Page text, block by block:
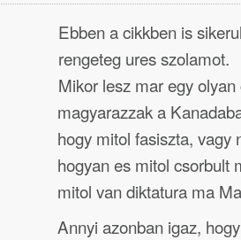
Ebben a cikkben is
rengeteg ures szolamot.
Mikor lesz mar egy
magyarazzak a
hogy mitol fasiszta, vagy
hogyan es mitol csorbult
mitol van diktatura ma
Annyi azonban igaz,